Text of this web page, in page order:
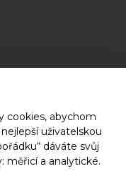
cookies, abychom
uživatelskou
dáváte svůj
měřicí a analytické.